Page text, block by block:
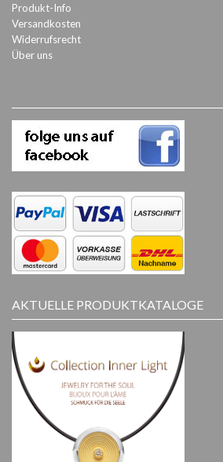
Produkt-Info
Versandkosten
Widerrufsrecht
Über uns
AKTUELLE PRODUKTKATALOGE